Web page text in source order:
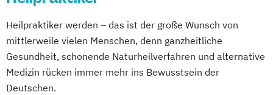
Heilpraktiker werden – das ist der große Wunsch von
mittlerweile vielen Menschen, denn ganzheitliche
Gesundheit, schonende Naturheilverfahren und alternative
Medizin rücken immer mehr ins Bewusstsein der
Deutschen.